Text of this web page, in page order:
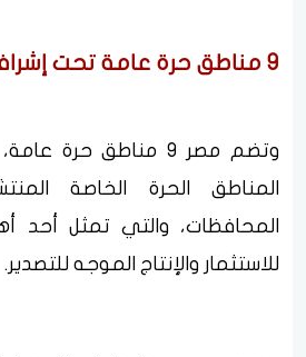
9 مناطق حرة عامة تحت إشراف هيئة الاستثمار
وتضم مصر 9 مناطق
المناطق الحرة الخاصة
المحافظات، والتي تمثل أحد
للاستثمار والإنتاج الموجه للتصدير.